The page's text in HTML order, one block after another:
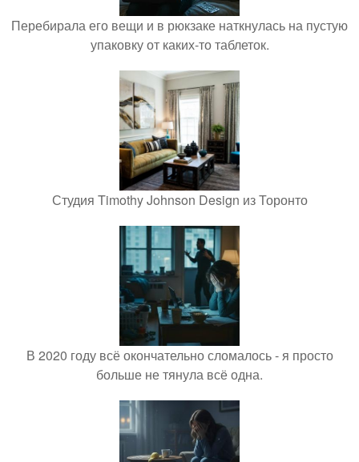
Перебирала его вещи и в рюкзаке наткнулась на пустую
упаковку от каких-то таблеток.
Студия Timothy Johnson Design из Торонто
В 2020 году всё окончательно сломалось - я просто
больше не тянула всё одна.